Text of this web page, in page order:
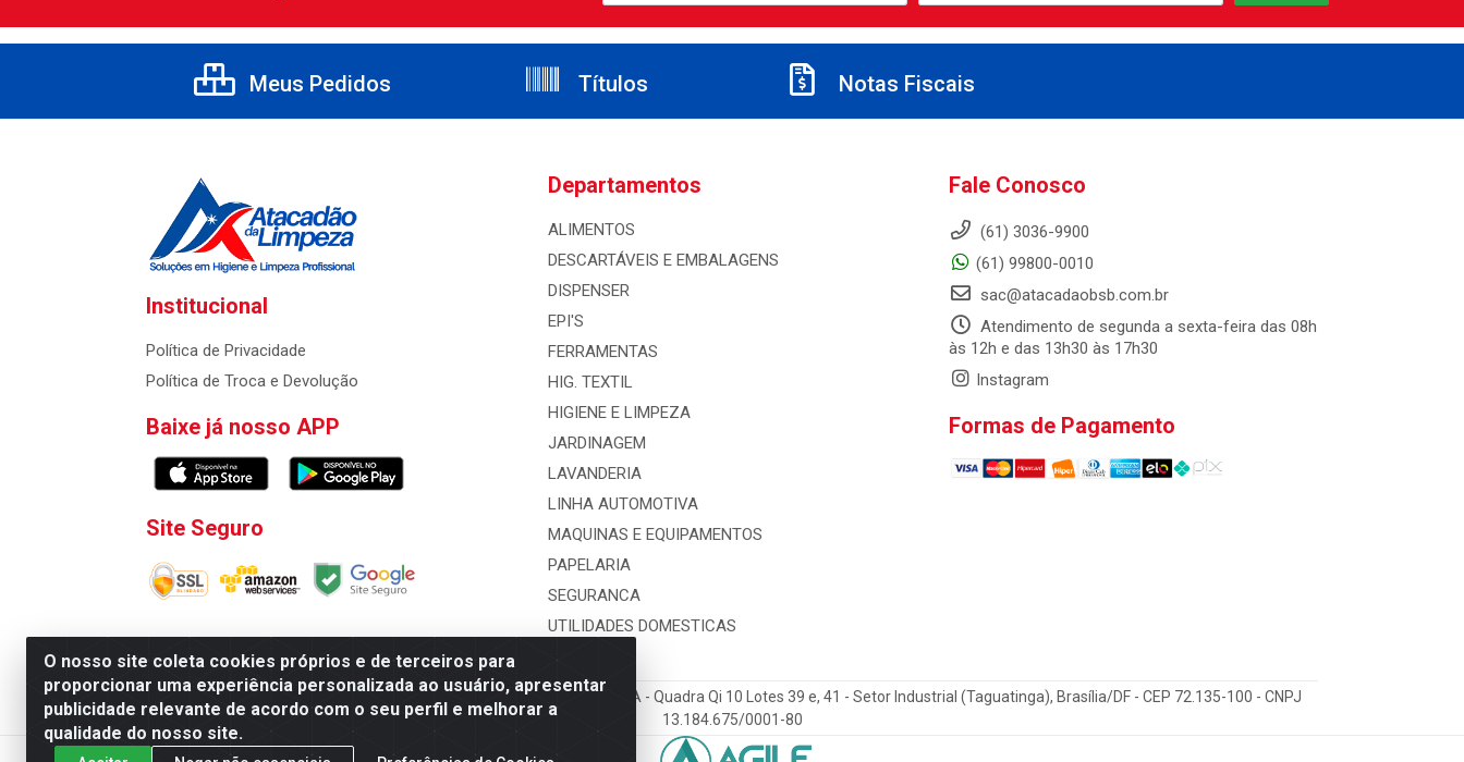
O nosso site coleta cookies próprios e de terceiros para
proporcionar uma experiência personalizada ao usuário, apresentar
publicidade relevante de acordo com o seu perfil e melhorar a
qualidade do nosso site.
Meus Pedidos Títulos Notas Fiscais
Institucional
Política de Privacidade
Política de Troca e Devolução
Baixe já nosso APP
Site Seguro
Departamentos
ALIMENTOS
DESCARTÁVEIS E EMBALAGENS
DISPENSER
EPI'S
FERRAMENTAS
HIG. TEXTIL
HIGIENE E LIMPEZA
JARDINAGEM
LAVANDERIA
LINHA AUTOMOTIVA
MAQUINAS E EQUIPAMENTOS
PAPELARIA
SEGURANCA
UTILIDADES DOMESTICAS
Fale Conosco
(61) 3036-9900
(61) 99800-0010
sac@atacadaobsb.com.br
Atendimento de segunda a sexta-feira das 08h
às 12h e das 13h30 às 17h30
Instagram
Formas de Pagamento
Atacadao da Limpeza F. Pereira Queiroz Comercio e Distribuicao LTDA - Quadra Qi 10 Lotes 39 e, 41 - Setor Industrial (Taguatinga), Brasília/DF - CEP 72.135-100 - CNPJ
13.184.675/0001-80